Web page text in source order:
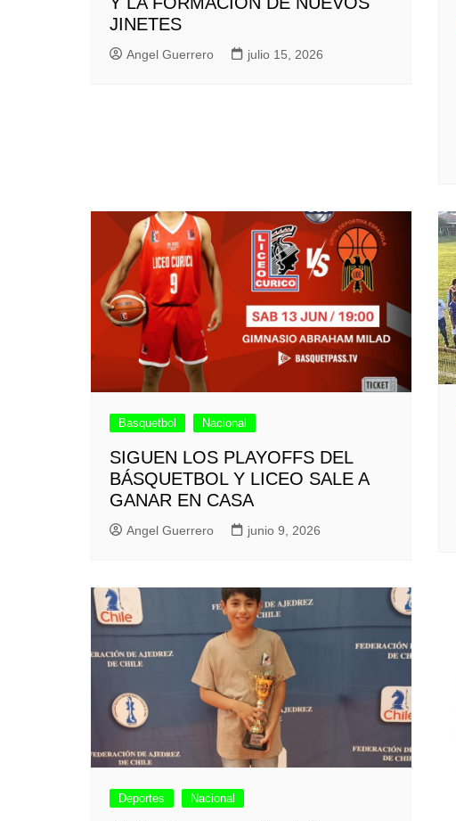
JINETES
Angel Guerrero julio 15, 2026
Basquetbol Nacional
SIGUEN LOS PLAYOFFS DEL
BÁSQUETBOL Y LICEO SALE A
GANAR EN CASA
Angel Guerrero junio 9, 2026
Deportes Nacional